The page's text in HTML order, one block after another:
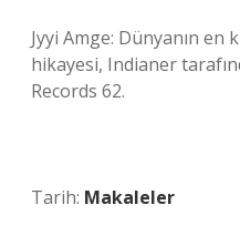
Jyyi Amge: Dünyanın en
hikayesi, Indianer
Records 62.
Tarih: Makaleler